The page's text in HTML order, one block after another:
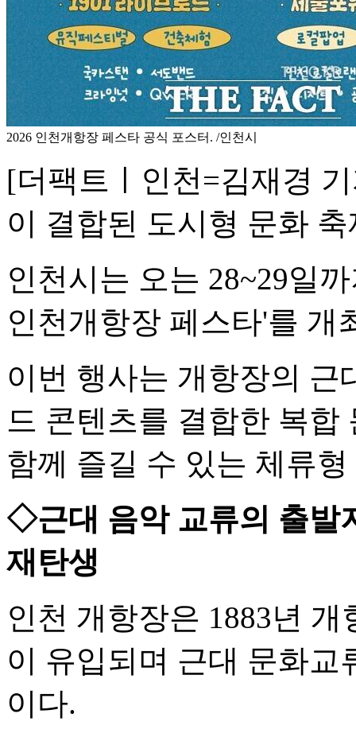
2026 인천개항장 페스타 공식 포스터. /인천시
[더팩트ㅣ인천=김재경
이 결합된 도시형 문화
인천시는 오는 28~29일
인천개항장 페스타'를 개
이번 행사는 개항장의 근
드 콘텐츠를 결합한 복합
함께 즐길 수 있는 체류
◇근대 음악 교류의 출발
재탄생
인천 개항장은 1883년
이 유입되며 근대 문화교
이다.